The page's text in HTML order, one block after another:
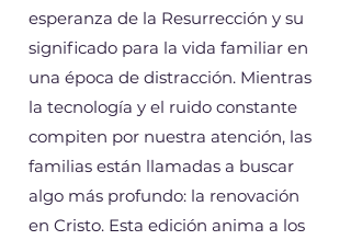
esperanza de la Resurrección y su
significado para la vida familiar en
una época de distracción. Mientras
la tecnología y el ruido constante
compiten por nuestra atención, las
familias están llamadas a buscar
algo más profundo: la renovación
en Cristo. Esta edición anima a los